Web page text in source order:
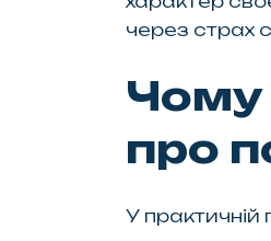
через страх
Чому
про
У практичній